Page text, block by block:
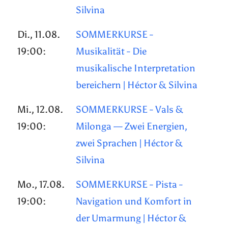
Silvina
Di., 11.08.
19:00:
SOMMERKURSE -
Musikalität - Die
musikalische Interpretation
bereichern | Héctor & Silvina
Mi., 12.08.
19:00:
SOMMERKURSE - Vals &
Milonga — Zwei Energien,
zwei Sprachen | Héctor &
Silvina
Mo., 17.08.
19:00:
SOMMERKURSE - Pista -
Navigation und Komfort in
der Umarmung | Héctor &